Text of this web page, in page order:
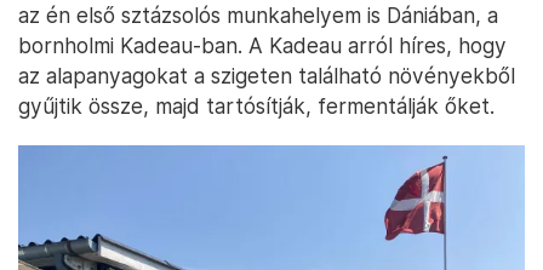
az én első sztázsolós munkahelyem is Dániában, a
bornholmi Kadeau-ban. A Kadeau arról híres, hogy
az alapanyagokat a szigeten található növényekből
gyűjtik össze, majd tartósítják, fermentálják őket.